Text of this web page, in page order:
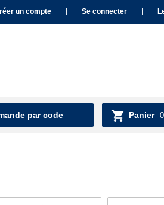
un compte Se connecter
par code Panier